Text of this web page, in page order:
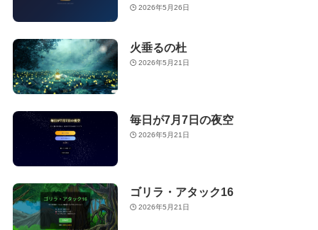
2026年5月26日
火垂るの杜
2026年5月21日
毎日が7月7日の夜空
2026年5月21日
ゴリラ・アタック16
2026年5月21日